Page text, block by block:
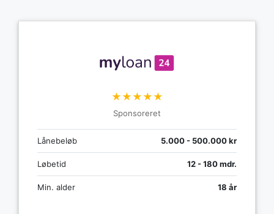
★★★★★
Sponsoreret
Lånebeløb 5.000 - 500.000 kr
Løbetid 12 - 180 mdr.
Min. alder 18 år